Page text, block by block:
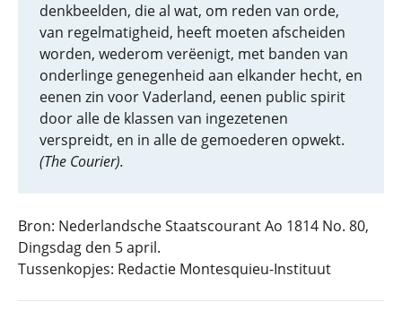
denkbeelden, die al wat, om reden van orde,
van regelmatigheid, heeft moeten afscheiden
worden, wederom verëenigt, met banden van
onderlinge genegenheid aan elkander hecht, en
eenen zin voor Vaderland, eenen public spirit
door alle de klassen van ingezetenen
verspreidt, en in alle de gemoederen opwekt.
(The Courier).
Bron: Nederlandsche Staatscourant Ao 1814 No. 80,
Dingsdag den 5 april.
Tussenkopjes: Redactie Montesquieu-Instituut